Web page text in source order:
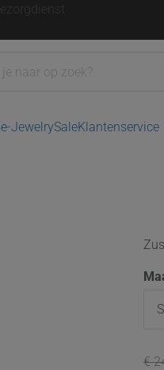
JewelrySaleKlantenservice
€